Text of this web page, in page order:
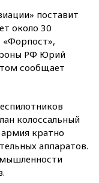
поставит
около 30
«Форпост»,
РФ Юрий
сообщает
колоссальный
кратно
аппаратов.